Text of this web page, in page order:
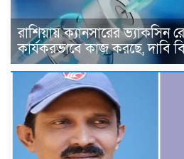
রাশিয়ায় ক্যানসারের ভ্যাকসিন
কার্যকরভাবে কাজ করছে, দাবি